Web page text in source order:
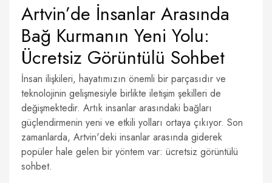
Artvin’de İnsanlar Arasında
Bağ Kurmanın Yeni Yolu:
Ücretsiz Görüntülü Sohbet
İnsan ilişkileri, hayatımızın önemli bir parçasıdır ve
teknolojinin gelişmesiyle birlikte iletişim şekilleri de
değişmektedir. Artık insanlar arasındaki bağları
güçlendirmenin yeni ve etkili yolları ortaya çıkıyor. Son
zamanlarda, Artvin'deki insanlar arasında giderek
popüler hale gelen bir yöntem var: ücretsiz görüntülü
sohbet.